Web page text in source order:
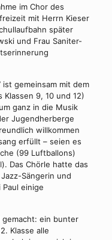
im Chor des
mit Herrn Kieser
später
und Frau Saniter-
gemeinsam mit dem
9, 10 und 12)
ganz in die Musik
Jugendherberge
willkommen
erfüllt – seien es
(99 Luftballons)
Das Chörle hatte das
Sängerin und
einige
gemacht: ein bunter
Klasse alle